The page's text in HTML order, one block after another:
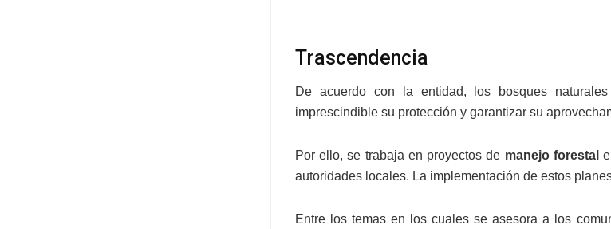
Trascendencia
De acuerdo con la entidad, los bosques
imprescindible su protección y garantizar su
Por ello, se trabaja en proyectos de manejo forestal
autoridades locales. La implementación de estos
Entre los temas en los cuales se asesora a los